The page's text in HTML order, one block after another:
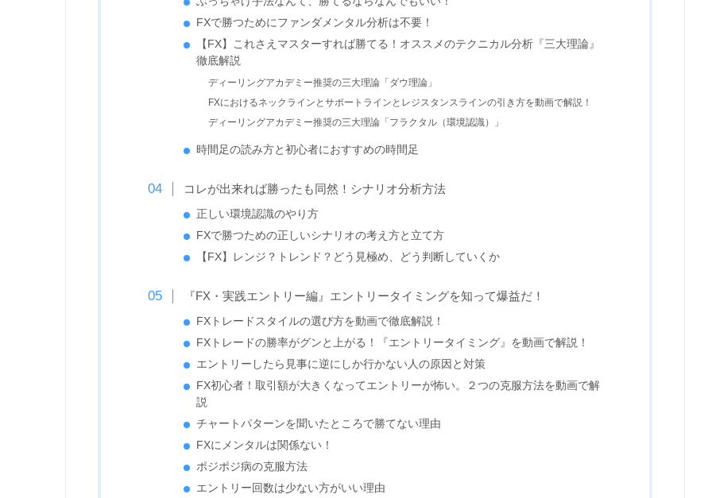
FXで勝つためにファンダメンタル分析は不要！
【FX】これさえマスターすれば勝てる！オススメのテクニカル分析『三大理論』
徹底解説
ディーリングアカデミー推奨の三大理論「ダウ理論」
FXにおけるネックラインとサポートラインとレジスタンスラインの引き方を動画で解説！
ディーリングアカデミー推奨の三大理論「フラクタル（環境認識）」
時間足の読み方と初心者におすすめの時間足
コレが出来れば勝ったも同然！シナリオ分析方法
正しい環境認識のやり方
FXで勝つための正しいシナリオの考え方と立て方
【FX】レンジ？トレンド？どう見極め、どう判断していくか
『FX・実践エントリー編』エントリータイミングを知って爆益だ！
FXトレードスタイルの選び方を動画で徹底解説！
FXトレードの勝率がグンと上がる！『エントリータイミング』を動画で解説！
エントリーしたら見事に逆にしか行かない人の原因と対策
FX初心者！取引額が大きくなってエントリーが怖い。２つの克服方法を動画で解
説
チャートパターンを聞いたところで勝てない理由
FXにメンタルは関係ない！
ポジポジ病の克服方法
エントリー回数は少ない方がいい理由